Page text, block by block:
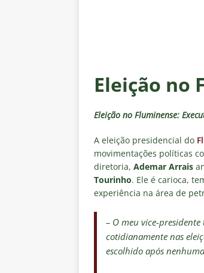
COLUNAS
clássico
[ 7 de
real
sobre a
Eleição no
Eleição no Fluminense:
A eleição presidencial do
movimentações políticas
diretoria, Ademar Arrais
Tourinho. Ele é carioca,
experiência na área de
– O meu vice-
cotidianamente nas
escolhido após